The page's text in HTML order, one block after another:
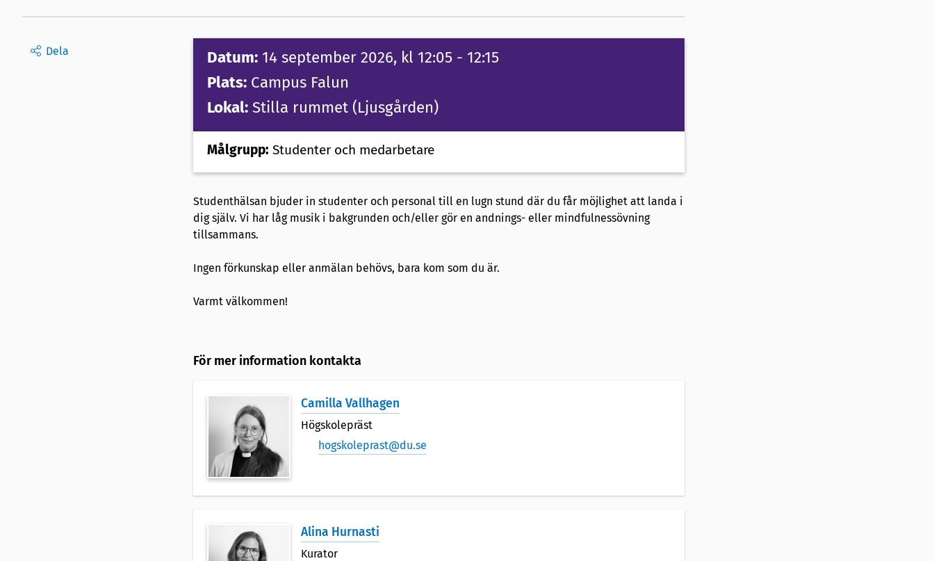
Dela Datum: 14 september 2026, kl 12:05 - 12:15
Plats:Campus Falun
Lokal:Stilla rummet (Ljusgården)
Målgrupp: Studenter och medarbetare
Studenthälsan bjuder in studenter och personal till en lugn stund där du får möjlighet att landa i
dig själv. Vi har låg musik i bakgrunden och/eller gör en andnings- eller mindfulnessövning
tillsammans.
Ingen förkunskap eller anmälan behövs, bara kom som du är.
Varmt välkommen!
För mer information kontakta
Camilla Vallhagen
Högskolepräst
hogskoleprast@du.se
Alina Hurnasti
Kurator